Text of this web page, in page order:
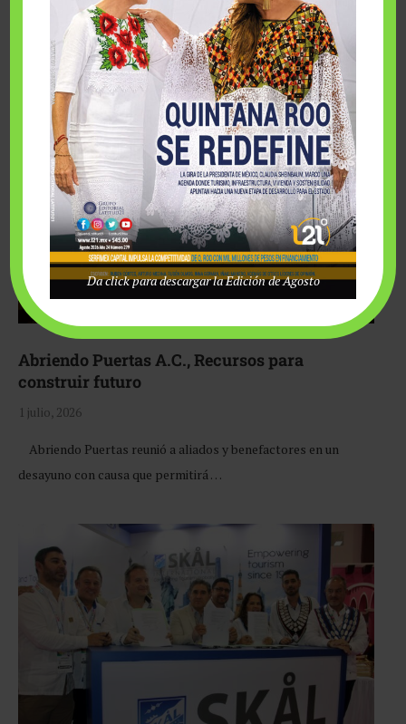
Fairmont Mayakoba y Make-A-Wish México unieron
esfuerzos para hacer realidad el deseo de una …
Abriendo Puertas A.C., Recursos para
construir futuro
1 julio, 2026
Abriendo Puertas reunió a aliados y benefactores en un
desayuno con causa que permitirá …
Da click para descargar la Edición de Agosto